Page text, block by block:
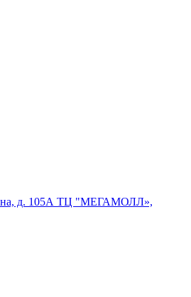
д. 105А ТЦ "МЕГАМОЛЛ»,